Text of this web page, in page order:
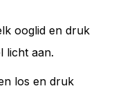
ooglid en druk
licht aan.
los en druk